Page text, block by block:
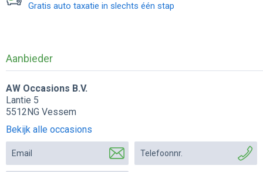
Gratis auto taxatie in slechts één stap
Aanbieder
AW Occasions B.V.
Lantie 5
5512NG Vessem
Bekijk alle occasions
Email Telefoonnr.